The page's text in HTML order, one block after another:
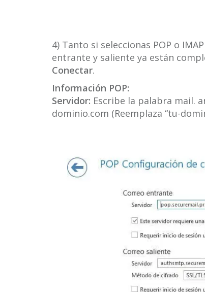
4) Tanto si seleccionas POP o
entrante y saliente ya están
Conectar.
Información POP:
Servidor: Escribe la palabra mail.
dominio.com (Reemplaza “tu-